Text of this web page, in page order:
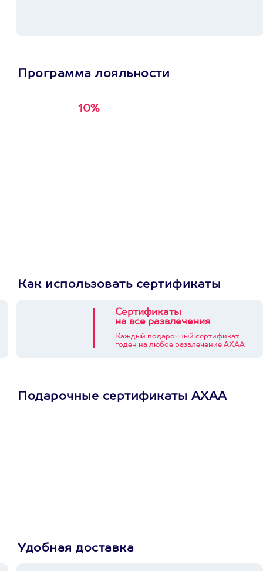
Программа лояльности
10%
Как использовать сертификаты
Сертификаты
на все развлечения
Каждый подарочный сертификат
годен на любое развлечение АХАА
Подарочные сертификаты АХАА
Удобная доставка